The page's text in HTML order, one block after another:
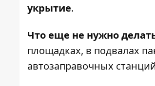
укрытие.
Что еще не нужно
площадках, в подвалах
автозаправочных